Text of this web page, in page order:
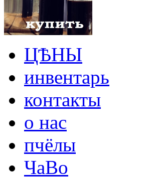
ЦѢНЫ
инвентарь
контакты
о нас
пчёлы
ЧаВо